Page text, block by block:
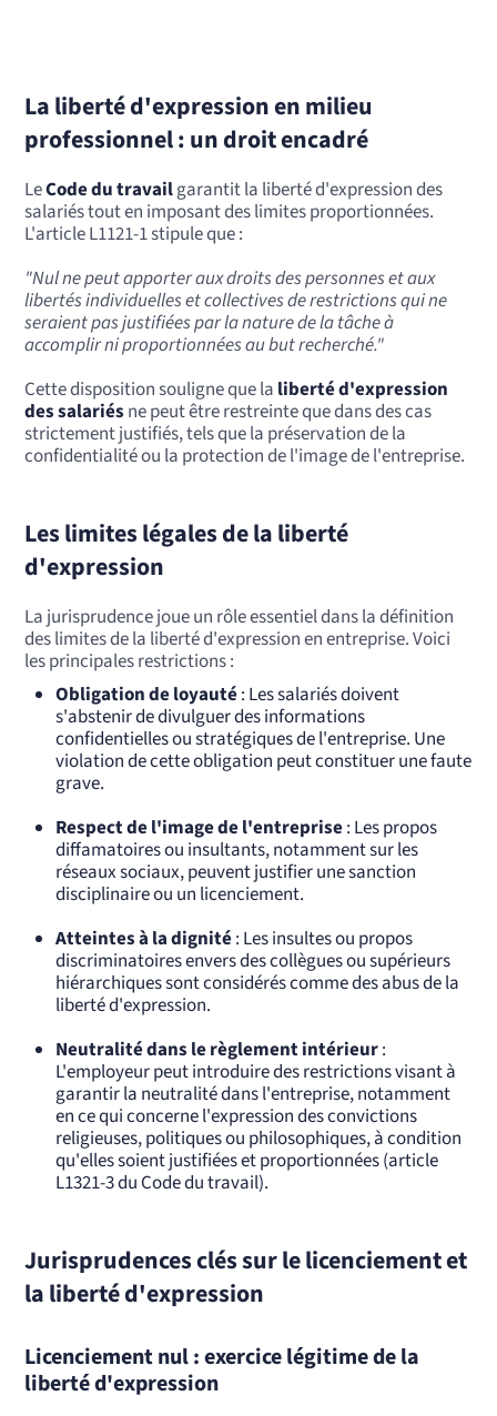
La liberté d'expression en milieu
professionnel : un droit encadré
LeCode du travailgarantit la liberté d'expression des
salariés tout en imposant des limites proportionnées.
L'article L1121-1 stipule que :
"Nul ne peut apporter aux droits des personnes et aux
libertés individuelles et collectives de restrictions qui ne
seraient pas justifiées par la nature de la tâche à
accomplir ni proportionnées au but recherché."
Cette disposition souligne que la liberté d'expression
des salariés ne peut être restreinte que dans des cas
strictement justifiés, tels que la préservation de la
confidentialité ou la protection de l'image de l'entreprise.
Les limites légales de la liberté
d'expression
La jurisprudence joue un rôle essentiel dans la définition
des limites de la liberté d'expression en entreprise. Voici
les principales restrictions :
Obligation de loyauté: Les salariés doivent
s'abstenir de divulguer des informations
confidentielles ou stratégiques de l'entreprise. Une
violation de cette obligation peut constituer une faute
grave.
Respect de l'image de l'entreprise: Les propos
diffamatoires ou insultants, notamment sur les
réseaux sociaux, peuvent justifier une sanction
disciplinaire ou un licenciement.
Atteintes à la dignité: Les insultes ou propos
discriminatoires envers des collègues ou supérieurs
hiérarchiques sont considérés comme des abus de la
liberté d'expression.
Neutralité dans le règlement intérieur:
L'employeur peut introduire des restrictions visant à
garantir la neutralité dans l'entreprise, notamment
en ce qui concerne l'expression des convictions
religieuses, politiques ou philosophiques, à condition
qu'elles soient justifiées et proportionnées (article
L1321-3 du Code du travail).
Jurisprudences clés sur le licenciement et
la liberté d'expression
Licenciement nul : exercice légitime de la
liberté d'expression